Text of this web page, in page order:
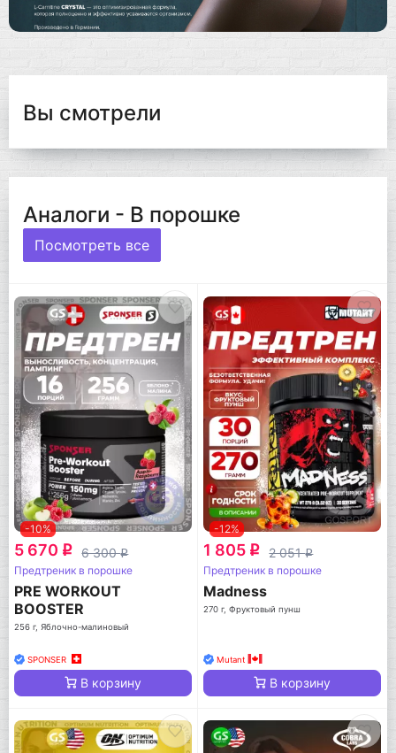
Вы смотрели
Аналоги - В порошке
Посмотреть все
-10%
5 670 q 6 300q
Предтреник в порошке
PRE WORKOUT
BOOSTER
256 г, Яблочно-малиновый
SPONSER
В корзину
-12%
1 805 q 2 051q
Предтреник в порошке
Madness
270 г, Фруктовый пунш
Mutant
В корзину